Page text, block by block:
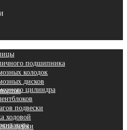
подшипника
колодок
дисков
цилиндра
подвески
ходовой
рейки